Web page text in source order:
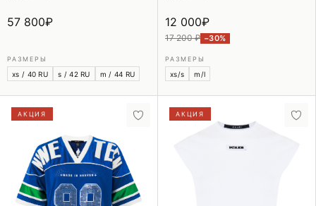
57 800₽
РАЗМЕРЫ
xs / 40 RU s / 42 RU m / 44 RU
12 000₽
17 200 ₽ −30%
РАЗМЕРЫ
xs/s m/l
АКЦИЯ АКЦИЯ